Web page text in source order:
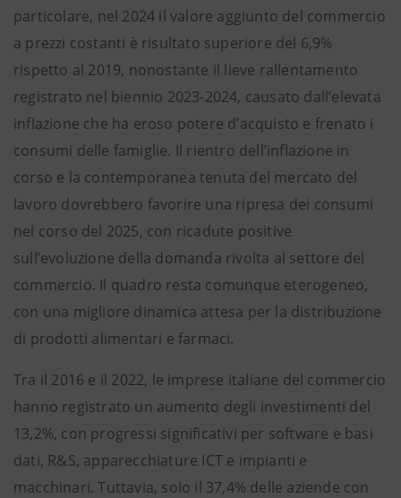
particolare, nel 2024 il valore aggiunto del commercio
a prezzi costanti è risultato superiore del 6,9%
rispetto al 2019, nonostante il lieve rallentamento
registrato nel biennio 2023-2024, causato dall’elevata
inflazione che ha eroso potere d’acquisto e frenato i
consumi delle famiglie. Il rientro dell’inflazione in
corso e la contemporanea tenuta del mercato del
lavoro dovrebbero favorire una ripresa dei consumi
nel corso del 2025, con ricadute positive
sull’evoluzione della domanda rivolta al settore del
commercio. Il quadro resta comunque eterogeneo,
con una migliore dinamica attesa per la distribuzione
di prodotti alimentari e farmaci.
Tra il 2016 e il 2022, le imprese italiane del commercio
hanno registrato un aumento degli investimenti del
13,2%, con progressi significativi per software e basi
dati, R&S, apparecchiature ICT e impianti e
macchinari. Tuttavia, solo il 37,4% delle aziende con